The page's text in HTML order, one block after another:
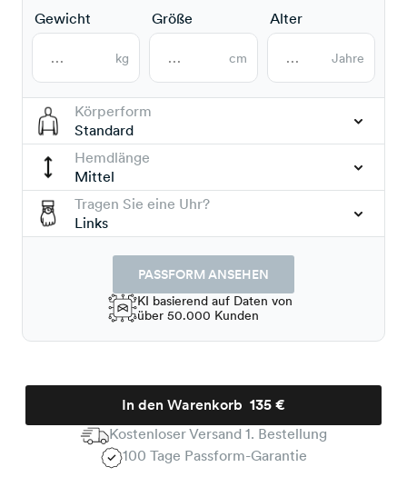
Gewicht
kg
Größe
cm
Alter
Jahre
Körperform
Standard
Hemdlänge
Mittel
Tragen Sie eine Uhr?
Links
PASSFORM ANSEHEN
KI basierend auf Daten von
über 50.000 Kunden
In den Warenkorb
Kostenloser Versand 1. Bestellung
100 Tage Passform-Garantie